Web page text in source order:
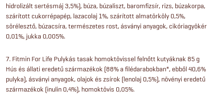
hidrolizált sertésmáj 3,5%), búza, búzaliszt, baromfizsír, rizs, búzakorpa,
szárított cukorrépapép, lazacolaj 1%, szárított almatörköly 0,5%,
sörélesztő, búzacsíra, természetes rost, ásványi anyagok, cikóriagyökér
0,01%, jukka 0,005%.
7. Fitmin For Life Pulykás tasak homoktövissel felnőtt kutyáknak 85 g
Hús és állati eredetű származékok (88% a filédarabokban*, ebből 40,6%
pulyka), ásványi anyagok, olajok és zsírok (lenolaj 0,5%), növényi eredetű
származékok (inulin 0,4%), homoktövis 0,05%.